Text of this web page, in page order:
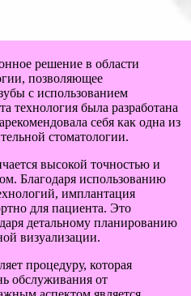
решение в области
позволяющее
с использованием
технология была разработана
себя как одна из
стоматологии.
высокой точностью и
Благодаря использованию
имплантация
для пациента. Это
детальному планированию
визуализации.
процедуру, которая
обслуживания от